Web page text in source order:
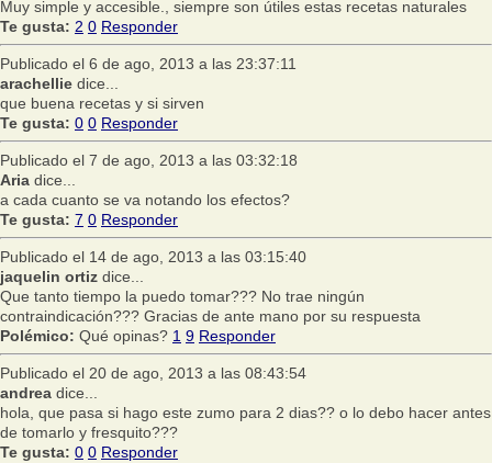
Muy simple y accesible., siempre son útiles estas recetas naturales
Te gusta: 2 0 Responder
Publicado el 6 de ago, 2013 a las 23:37:11
arachellie dice...
que buena recetas y si sirven
Te gusta: 0 0 Responder
Publicado el 7 de ago, 2013 a las 03:32:18
Aria dice...
a cada cuanto se va notando los efectos?
Te gusta: 7 0 Responder
Publicado el 14 de ago, 2013 a las 03:15:40
jaquelin ortiz dice...
Que tanto tiempo la puedo tomar??? No trae ningún
contraindicación??? Gracias de ante mano por su respuesta
Polémico: Qué opinas? 1 9 Responder
Publicado el 20 de ago, 2013 a las 08:43:54
andrea dice...
hola, que pasa si hago este zumo para 2 dias?? o lo debo hacer antes
de tomarlo y fresquito???
Te gusta: 0 0 Responder